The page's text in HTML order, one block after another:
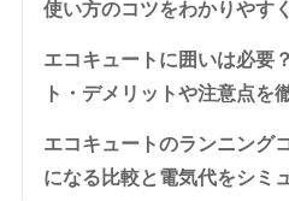
使い方のコツをわかりやす
エコキュートに囲いは必要
ト・デメリットや注意点を
エコキュートのランニング
になる比較と電気代をシミ